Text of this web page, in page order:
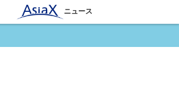
ニュース